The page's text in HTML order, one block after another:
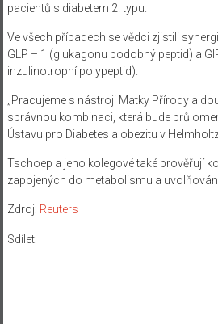
pacientů s diabetem 2. typu.
Ve všech případech se vědci zjistili
GLP – 1 (glukagonu podobný peptid) a
inzulinotropní polypeptid).
„Pracujeme s nástroji Matky Přírody a
správnou kombinaci, která bude
Ústavu pro Diabetes a obezitu v
Tschoep a jeho kolegové také prověřují
zapojených do metabolismu a
Zdroj: Reuters
Sdílet: